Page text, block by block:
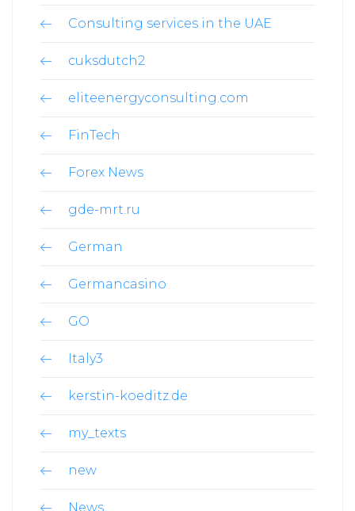
Consulting services in the UAE
cuksdutch2
eliteenergyconsulting.com
FinTech
Forex News
gde-mrt.ru
German
Germancasino
GO
Italy3
kerstin-koeditz.de
my_texts
new
News